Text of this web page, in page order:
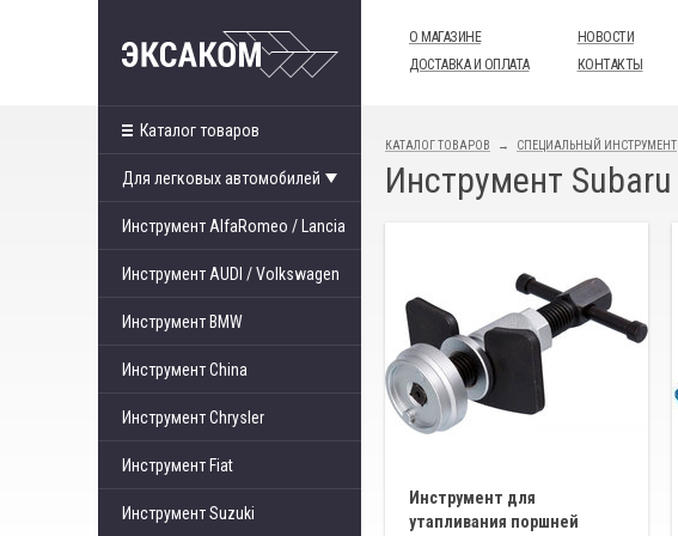
О МАГАЗИНЕ
ДОСТАВКА И ОПЛАТА
НОВОСТИ
КОНТАКТЫ
Каталог товаров
Для легковых автомобилей
Инструмент AlfaRomeo / Lancia
Инструмент AUDI / Volkswagen
Инструмент BMW
Инструмент China
Инструмент Chrysler
Инструмент Fiat
Инструмент Suzuki
КАТАЛОГ ТОВАРОВ СПЕЦИАЛЬНЫЙ ИНСТРУМЕНТ
Инструмент Subaru
Инструмент для
утапливания поршней